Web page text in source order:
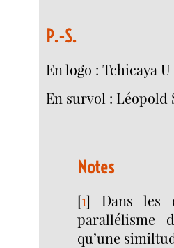
P.-S.
En logo : Tchicaya
En survol : Léopold
Notes
[1] Dans les
parallélisme
qu’une